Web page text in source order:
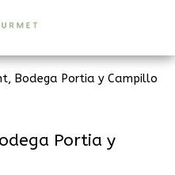
Bodega Portia y Campillo
Portia y